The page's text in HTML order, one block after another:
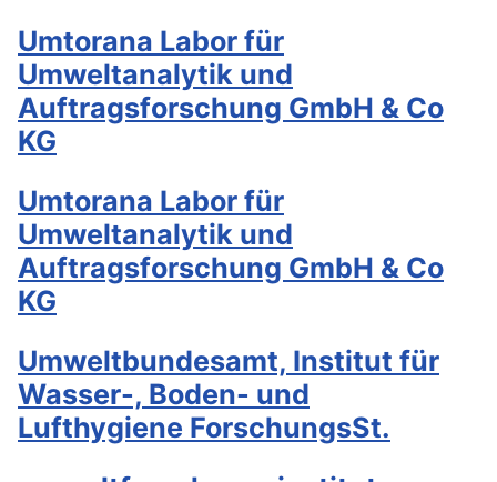
Umtorana Labor für
Umweltanalytik und
Auftragsforschung GmbH & Co
KG
Umtorana Labor für
Umweltanalytik und
Auftragsforschung GmbH & Co
KG
Umweltbundesamt, Institut für
Wasser-, Boden- und
Lufthygiene ForschungsSt.